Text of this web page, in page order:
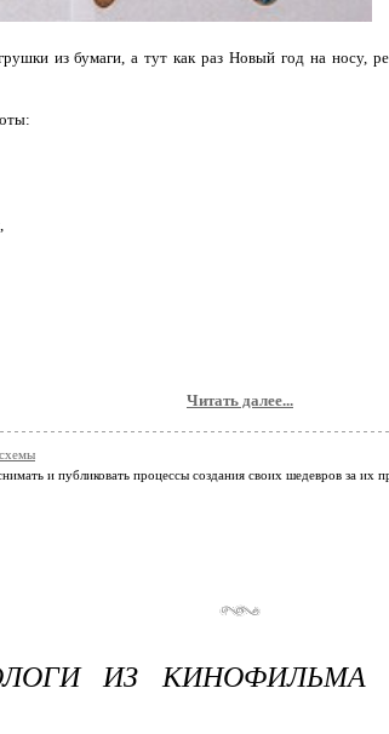
из бумаги, а тут как раз Новый год на носу,
Читать далее...
и публиковать процессы создания своих шедевров за их
ИЗ КИНОФИЛЬМА